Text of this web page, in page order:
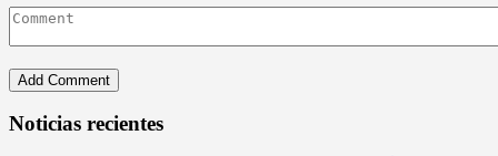
Noticias recientes